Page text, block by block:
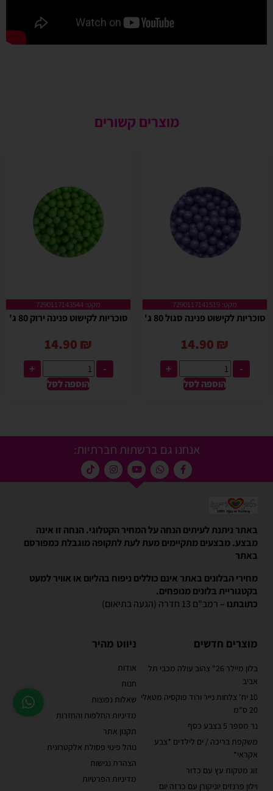
מוצרים קשורים
מקט: 7290117141519
סוכריות לקישוט פנינה סגול 80 ג'
14.90 ₪
-
+
הוספה לסל
מקט: 7290117143544
סוכריות לקישוט פנינה ירוק 80 ג'
14.90 ₪
-
+
הוספה לסל
אנחנו גם ברשתות חברתיות:
באתר ניתנת לעיתים הנחה על המחיר הקטלוגי. הנחה זו אינה
מבצע. מבצעים מתקיימים מעת לעת לתקופה מוגבלת כמפורסם
באתר
מחירי הבלונים באתר אינם כוללים ניפוח בהליום או אוויר למעט
בקטגוריית בלונים מנופחים.
כתובתנו – רמב"ם 13 חדרה (הגעה בתיאום)
מוצרים חדשים
בלון מיילר 26" צהוב עולה מכבי תל
אביב
10 יח' צלחות נייר ורוד פוקסיה מטאלי
20 ס"מ
נר מספר 5 בצבע כסף
משקפת בריכה / ים לילדים *צבע
אקראי*
זוג מטקות עץ עם כדור
וילון פרנזים יוניקורן עם כרזה יום
ניווט מהיר
אודות
חנות
שאלות נפוצות
מדיניות החלפות והחזרות
תקנון אתר
נוהל פינוי פסולת אלקטרונית
הצהרת נגישות
מדיניות הפרטיות